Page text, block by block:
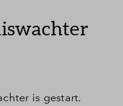
is gestart.